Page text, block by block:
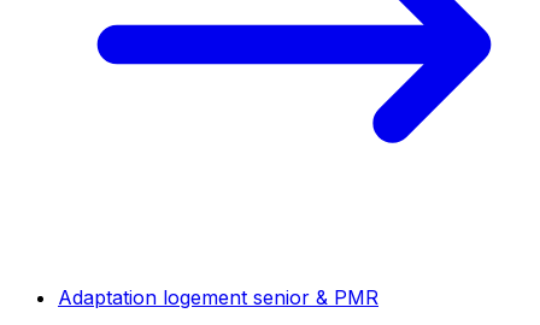
Adaptation logement senior & PMR